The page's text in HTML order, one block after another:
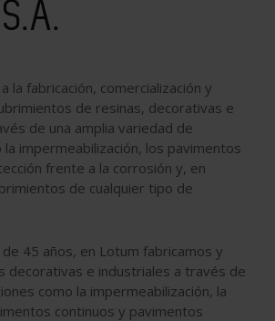
la fabricación, comercialización y
de resinas, decorativas e
de una amplia variedad de
la impermeabilización, los pavimentos
frente a la corrosión y, en
de cualquier tipo de
45 años, en Lotum fabricamos y
decorativas e industriales a través de
como la impermeabilización, la
continuos y pavimentos